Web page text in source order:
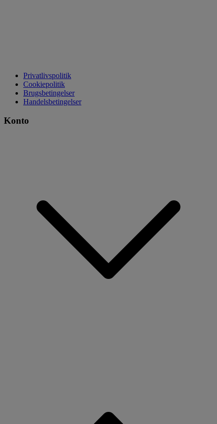
Privatlivspolitik
Cookiepolitik
Brugsbetingelser
Handelsbetingelser
Konto